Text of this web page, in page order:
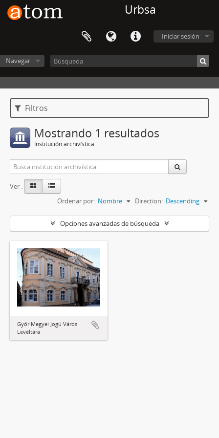
Urbsa
Iniciar sesión
Navegar
Filtros
Mostrando 1 resultados
Institución archivística
Ver :
Ordenar por: Nombre Direction: Descending
Opciones avanzadas de búsqueda
Győr Megyei Jogú Város
Levéltára